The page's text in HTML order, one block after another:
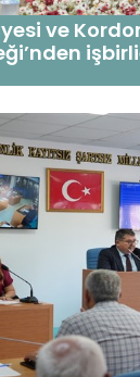
ve